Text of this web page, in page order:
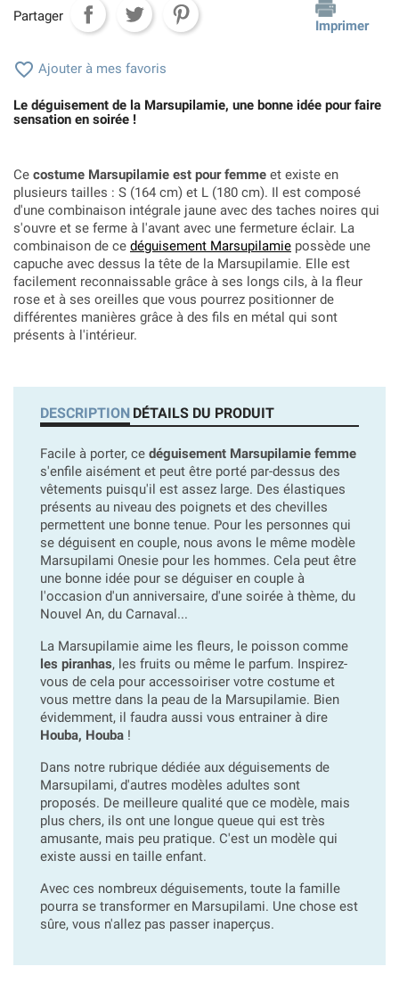
Partager
Imprimer
 Ajouter à mes favoris
Le déguisement de la Marsupilamie, une bonne idée pour faire
sensation en soirée !
Ce costume Marsupilamie est pour femme et existe en
plusieurs tailles : S (164 cm) et L (180 cm). Il est composé
d'une combinaison intégrale jaune avec des taches noires qui
s'ouvre et se ferme à l'avant avec une fermeture éclair. La
combinaison de ce déguisement Marsupilamie possède une
capuche avec dessus la tête de la Marsupilamie. Elle est
facilement reconnaissable grâce à ses longs cils, à la fleur
rose et à ses oreilles que vous pourrez positionner de
différentes manières grâce à des fils en métal qui sont
présents à l'intérieur.
DESCRIPTION DÉTAILS DU PRODUIT
Facile à porter, ce déguisement Marsupilamie femme
s'enfile aisément et peut être porté par-dessus des
vêtements puisqu'il est assez large. Des élastiques
présents au niveau des poignets et des chevilles
permettent une bonne tenue. Pour les personnes qui
se déguisent en couple, nous avons le même modèle
Marsupilami Onesie pour les hommes. Cela peut être
une bonne idée pour se déguiser en couple à
l'occasion d'un anniversaire, d'une soirée à thème, du
Nouvel An, du Carnaval...
La Marsupilamie aime les fleurs, le poisson comme
les piranhas, les fruits ou même le parfum. Inspirez-
vous de cela pour accessoiriser votre costume et
vous mettre dans la peau de la Marsupilamie. Bien
évidemment, il faudra aussi vous entrainer à dire
Houba, Houba !
Dans notre rubrique dédiée aux déguisements de
Marsupilami, d'autres modèles adultes sont
proposés. De meilleure qualité que ce modèle, mais
plus chers, ils ont une longue queue qui est très
amusante, mais peu pratique. C'est un modèle qui
existe aussi en taille enfant.
Avec ces nombreux déguisements, toute la famille
pourra se transformer en Marsupilami. Une chose est
sûre, vous n'allez pas passer inaperçus.